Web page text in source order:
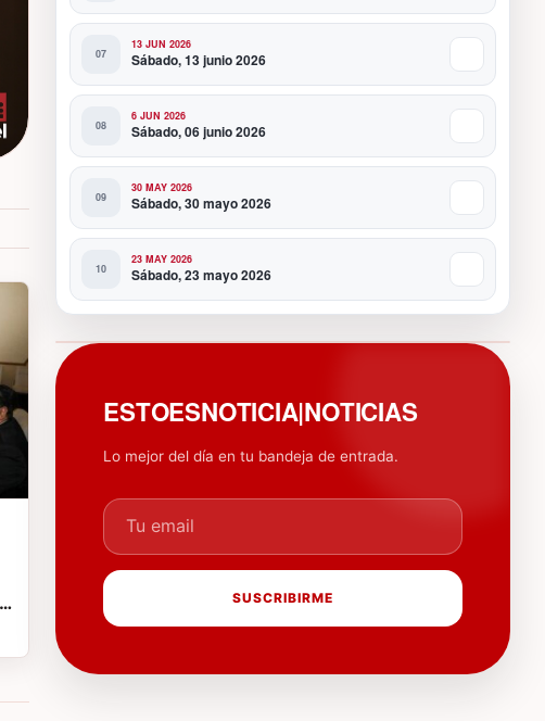
13 JUN 2026
Sábado, 13 junio 2026
6 JUN 2026
Sábado, 06 junio 2026
30 MAY 2026
Sábado, 30 mayo 2026
23 MAY 2026
Sábado, 23 mayo 2026
ESTOESNOTICIA|NOTICIAS
Lo mejor del día en tu bandeja de entrada.
Tu email
SUSCRIBIRME